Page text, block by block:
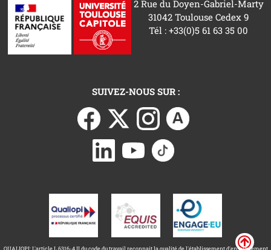
2 Rue du Doyen-Gabriel-Marty
31042 Toulouse Cedex 9
Tél : +33(0)5 61 63 35 00
SUIVEZ-NOUS SUR :
QUALIOPI: L'article L.6316-4 II du code du travail reconnait la qualité de l'établissement d'enseignement